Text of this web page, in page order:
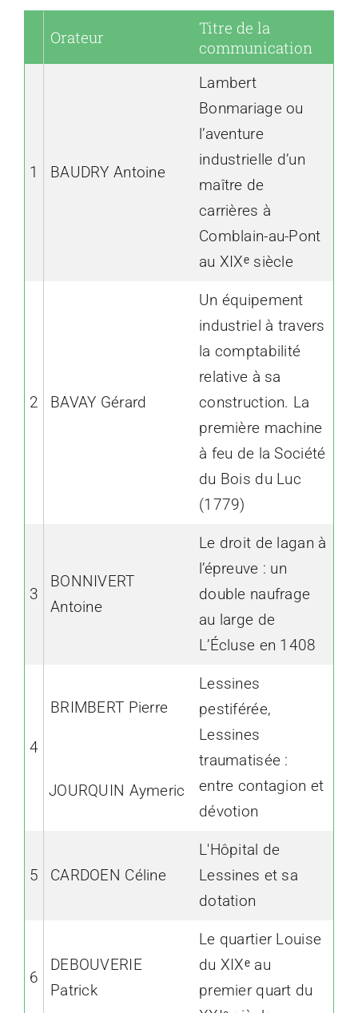
Orateur
Titre de la
communication
1 BAUDRY Antoine
Lambert
Bonmariage ou
l’aventure
industrielle d’un
maître de
carrières à
Comblain-au-Pont
au XIXᵉ siècle
2 BAVAY Gérard
Un équipement
industriel à travers
la comptabilité
relative à sa
construction. La
première machine
à feu de la Société
du Bois du Luc
(1779)
3
BONNIVERT
Antoine
Le droit de lagan à
l’épreuve : un
double naufrage
au large de
L’Écluse en 1408
4
BRIMBERT Pierre
Lessines
pestiférée,
Lessines
traumatisée :
entre contagion et
dévotion
JOURQUIN Aymeric
5 CARDOEN Céline
L'Hôpital de
Lessines et sa
dotation
6
DEBOUVERIE
Patrick
Le quartier Louise
du XIXᵉ au
premier quart du